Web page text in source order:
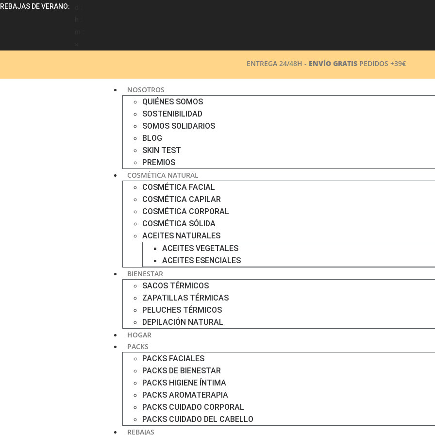
REBAJAS DE VERANO:
ENTREGA 24/48H - ENVÍO GRATIS PEDIDOS +39€
NOSOTROS
QUIÉNES SOMOS
SOSTENIBILIDAD
SOMOS SOLIDARIOS
BLOG
SKIN TEST
PREMIOS
COSMÉTICA NATURAL
COSMÉTICA FACIAL
COSMÉTICA CAPILAR
COSMÉTICA CORPORAL
COSMÉTICA SÓLIDA
ACEITES NATURALES
ACEITES VEGETALES
ACEITES ESENCIALES
BIENESTAR
SACOS TÉRMICOS
ZAPATILLAS TÉRMICAS
PELUCHES TÉRMICOS
DEPILACIÓN NATURAL
HOGAR
PACKS
PACKS FACIALES
PACKS DE BIENESTAR
PACKS HIGIENE ÍNTIMA
PACKS AROMATERAPIA
PACKS CUIDADO CORPORAL
PACKS CUIDADO DEL CABELLO
REBAJAS